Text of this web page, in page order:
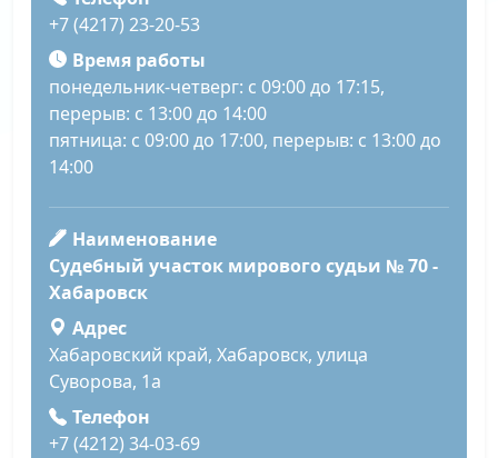
+7 (4217) 23-20-53
Время работы
понедельник-четверг: с 09:00 до 17:15,
перерыв: с 13:00 до 14:00
пятница: с 09:00 до 17:00, перерыв: с 13:00 до
14:00
Наименование
Судебный участок мирового судьи № 70 -
Хабаровск
Адрес
Хабаровский край, Хабаровск, улица
Суворова, 1а
Телефон
+7 (4212) 34-03-69